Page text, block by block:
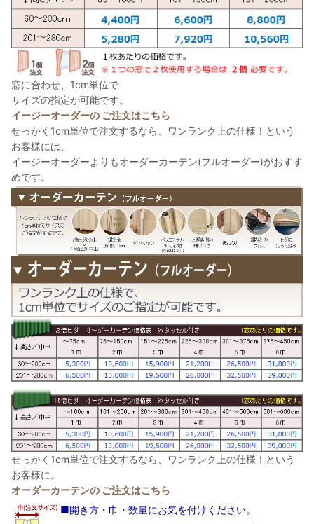
窓に合わせ、1cm単位で
サイズの指定が可能です。
イージーオーダーの ご注文はこちら
せっかく1cm単位で注文するなら、ワンランク上の仕様！という
お客様には、
イージーオーダーよりもオーダーカーテン(フルオーダー)がおすす
めです。
せっかく1cm単位で注文するなら、ワンランク上の仕様！という
お客様に。
オーダーカーテンの ご注文はこちら
■開き方・巾・数量にお気を付けください。